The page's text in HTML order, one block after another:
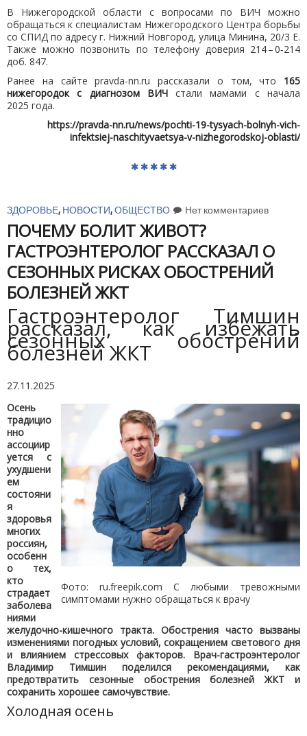
В Нижегородской области с вопросами по ВИЧ можно
обращаться к специалистам Нижегородского Центра борьбы
со СПИД по адресу г. Нижний Новгород, улица Минина, 20/3 Е.
Также можно позвонить по телефону доверия 214 – 0‑214
доб. 847.
Ранее на сайте pravda-nn.ru рассказали о том, что 165
нижегородок с диагнозом ВИЧстали мамами с начала
2025 года.
https://pravda-nn.ru/news/pochti-19-tysyach-bolnyh-vich-
infektsiej-naschityvaetsya-v-nizhegorodskoj-oblasti/
ЗДОРОВЬЕ, НОВОСТИ,ОБЩЕСТВО Нет комментариев
ПОЧЕМУ БОЛИТ ЖИВОТ?
ГАСТРОЭНТЕРОЛОГ РАССКАЗАЛ О
СЕЗОННЫХ РИСКАХ ОБОСТРЕНИЙ
БОЛЕЗНЕЙ ЖКТ
Гастроэнтеролог Тимшин
рассказал, как избежать
сезонных обострений
болезней ЖКТ
27.11.2025
Фото: ru.freepik.com С любыми тревожными
симптомами нужно обращаться к врачу
Осень
традицио
нно
ассоциир
уется с
ухудшени
ем
состояни
я
здоровья
многих
россиян,
особенн
о тех,
кто
страдает
заболева
ниями
желудочно-кишечного тракта. Обострения часто вызваны
изменениями погодных условий, сокращением светового дня
и влиянием стрессовых факторов. Врач-гастроэнтеролог
Владимир Тимшин поделился рекомендациями, как
предотвратить сезонные обострения болезней ЖКТ и
сохранить хорошее самочувствие.
Холодная осень